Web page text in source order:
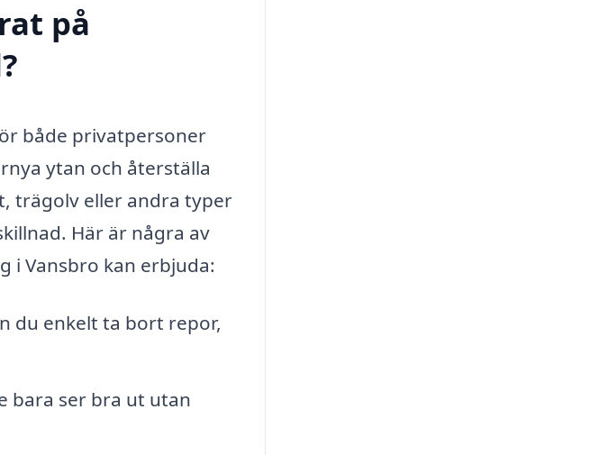
på
både privatpersoner
ytan och återställa
trägolv eller andra typer
Här är några av
i Vansbro kan erbjuda:
du enkelt ta bort repor,
bara ser bra ut utan